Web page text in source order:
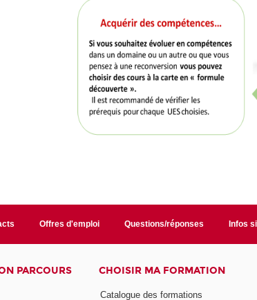
Offres d'emploi Questions/réponses Infos
PARCOURS CHOISIR MA FORMATION
Catalogue des formations